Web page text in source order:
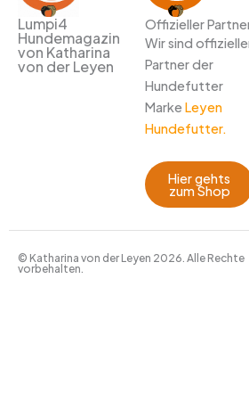
Lumpi4
Hundemagazin
von Katharina
von der Leyen
Offizieller
Wir sind
Partner der
Hundefutter
Marke Leyen
Hundefutter.
Hier gehts
zum Shop
© Katharina von der Leyen 2026. Alle Rechte
vorbehalten.